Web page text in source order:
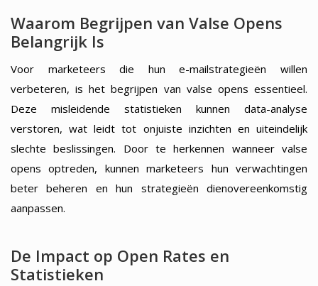
Waarom Begrijpen van Valse Opens
Belangrijk Is
Voor marketeers die hun e-mailstrategieën willen
verbeteren, is het begrijpen van valse opens essentieel.
Deze misleidende statistieken kunnen data-analyse
verstoren, wat leidt tot onjuiste inzichten en uiteindelijk
slechte beslissingen. Door te herkennen wanneer valse
opens optreden, kunnen marketeers hun verwachtingen
beter beheren en hun strategieën dienovereenkomstig
aanpassen.
De Impact op Open Rates en
Statistieken